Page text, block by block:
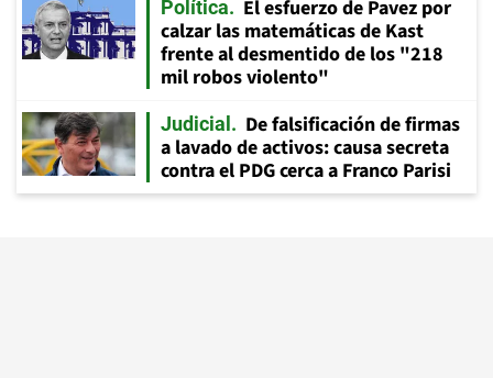
Política
El esfuerzo de Pavez por
calzar las matemáticas de Kast
frente al desmentido de los "218
mil robos violento"
Judicial
De falsificación de firmas
a lavado de activos: causa secreta
contra el PDG cerca a Franco Parisi